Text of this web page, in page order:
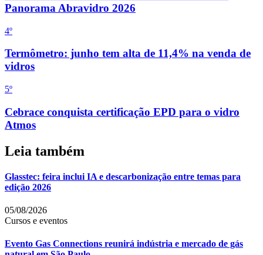
Panorama Abravidro 2026
4º
Termômetro: junho tem alta de 11,4% na venda de
vidros
5º
Cebrace conquista certificação EPD para o vidro
Atmos
Leia também
Glasstec: feira inclui IA e descarbonização entre temas para
edição 2026
05/08/2026
Cursos e eventos
Evento Gas Connections reunirá indústria e mercado de gás